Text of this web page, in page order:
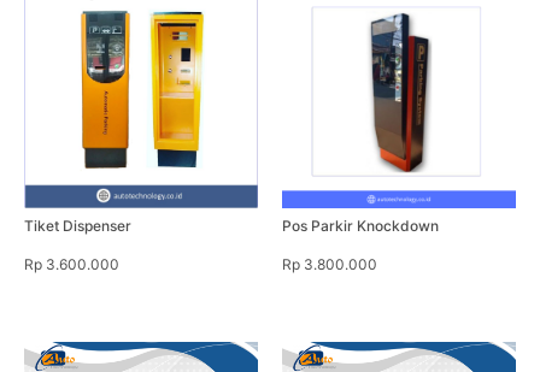
Tiket Dispenser
Rp 3.600.000
Pos Parkir Knockdown
Rp 3.800.000